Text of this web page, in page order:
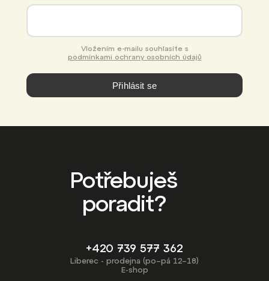
podmínkami ochrany osobních údajů
Přihlásit se
Potřebuješ
poradit?
+420 739 577 362
Liberec - prodejna (po–pá 12–18)
E-shop